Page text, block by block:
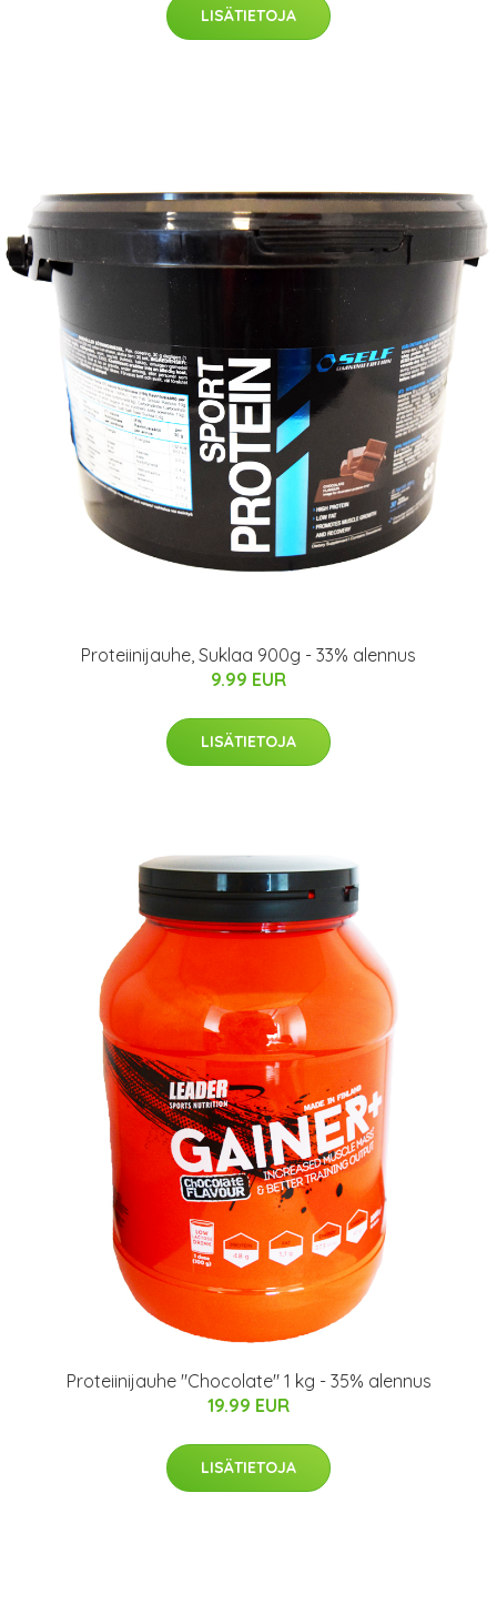
LISÄTIETOJA
Proteiinijauhe, Suklaa 900g - 33% alennus
9.99 EUR
LISÄTIETOJA
Proteiinijauhe "Chocolate" 1 kg - 35% alennus
19.99 EUR
LISÄTIETOJA